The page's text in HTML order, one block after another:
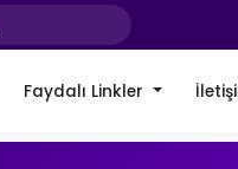
Faydalı Linkler